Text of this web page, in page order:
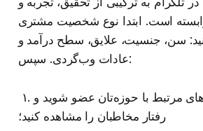
وابسته است. ابتدا نوع شخصیت مشتری
سن، جنسیت، علایق، سطح درآمد و
عادات وب‌گردی. سپس:
۱. در کانال‌ها و گروه‌های مرتبط با حوزه‌تان عضو شوید و
رفتار مخاطبان را مشاهده کنید؛